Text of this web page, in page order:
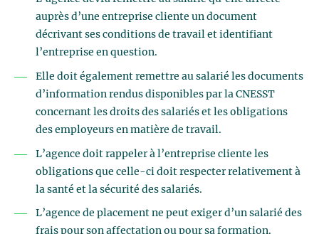
auprès d’une entreprise cliente un document
décrivant ses conditions de travail et identifiant
l’entreprise en question.
Elle doit également remettre au salarié les documents
d’information rendus disponibles par la CNESST
concernant les droits des salariés et les obligations
des employeurs en matière de travail.
L’agence doit rappeler à l’entreprise cliente les
obligations que celle-ci doit respecter relativement à
la santé et la sécurité des salariés.
L’agence de placement ne peut exiger d’un salarié des
frais pour son affectation ou pour sa formation.